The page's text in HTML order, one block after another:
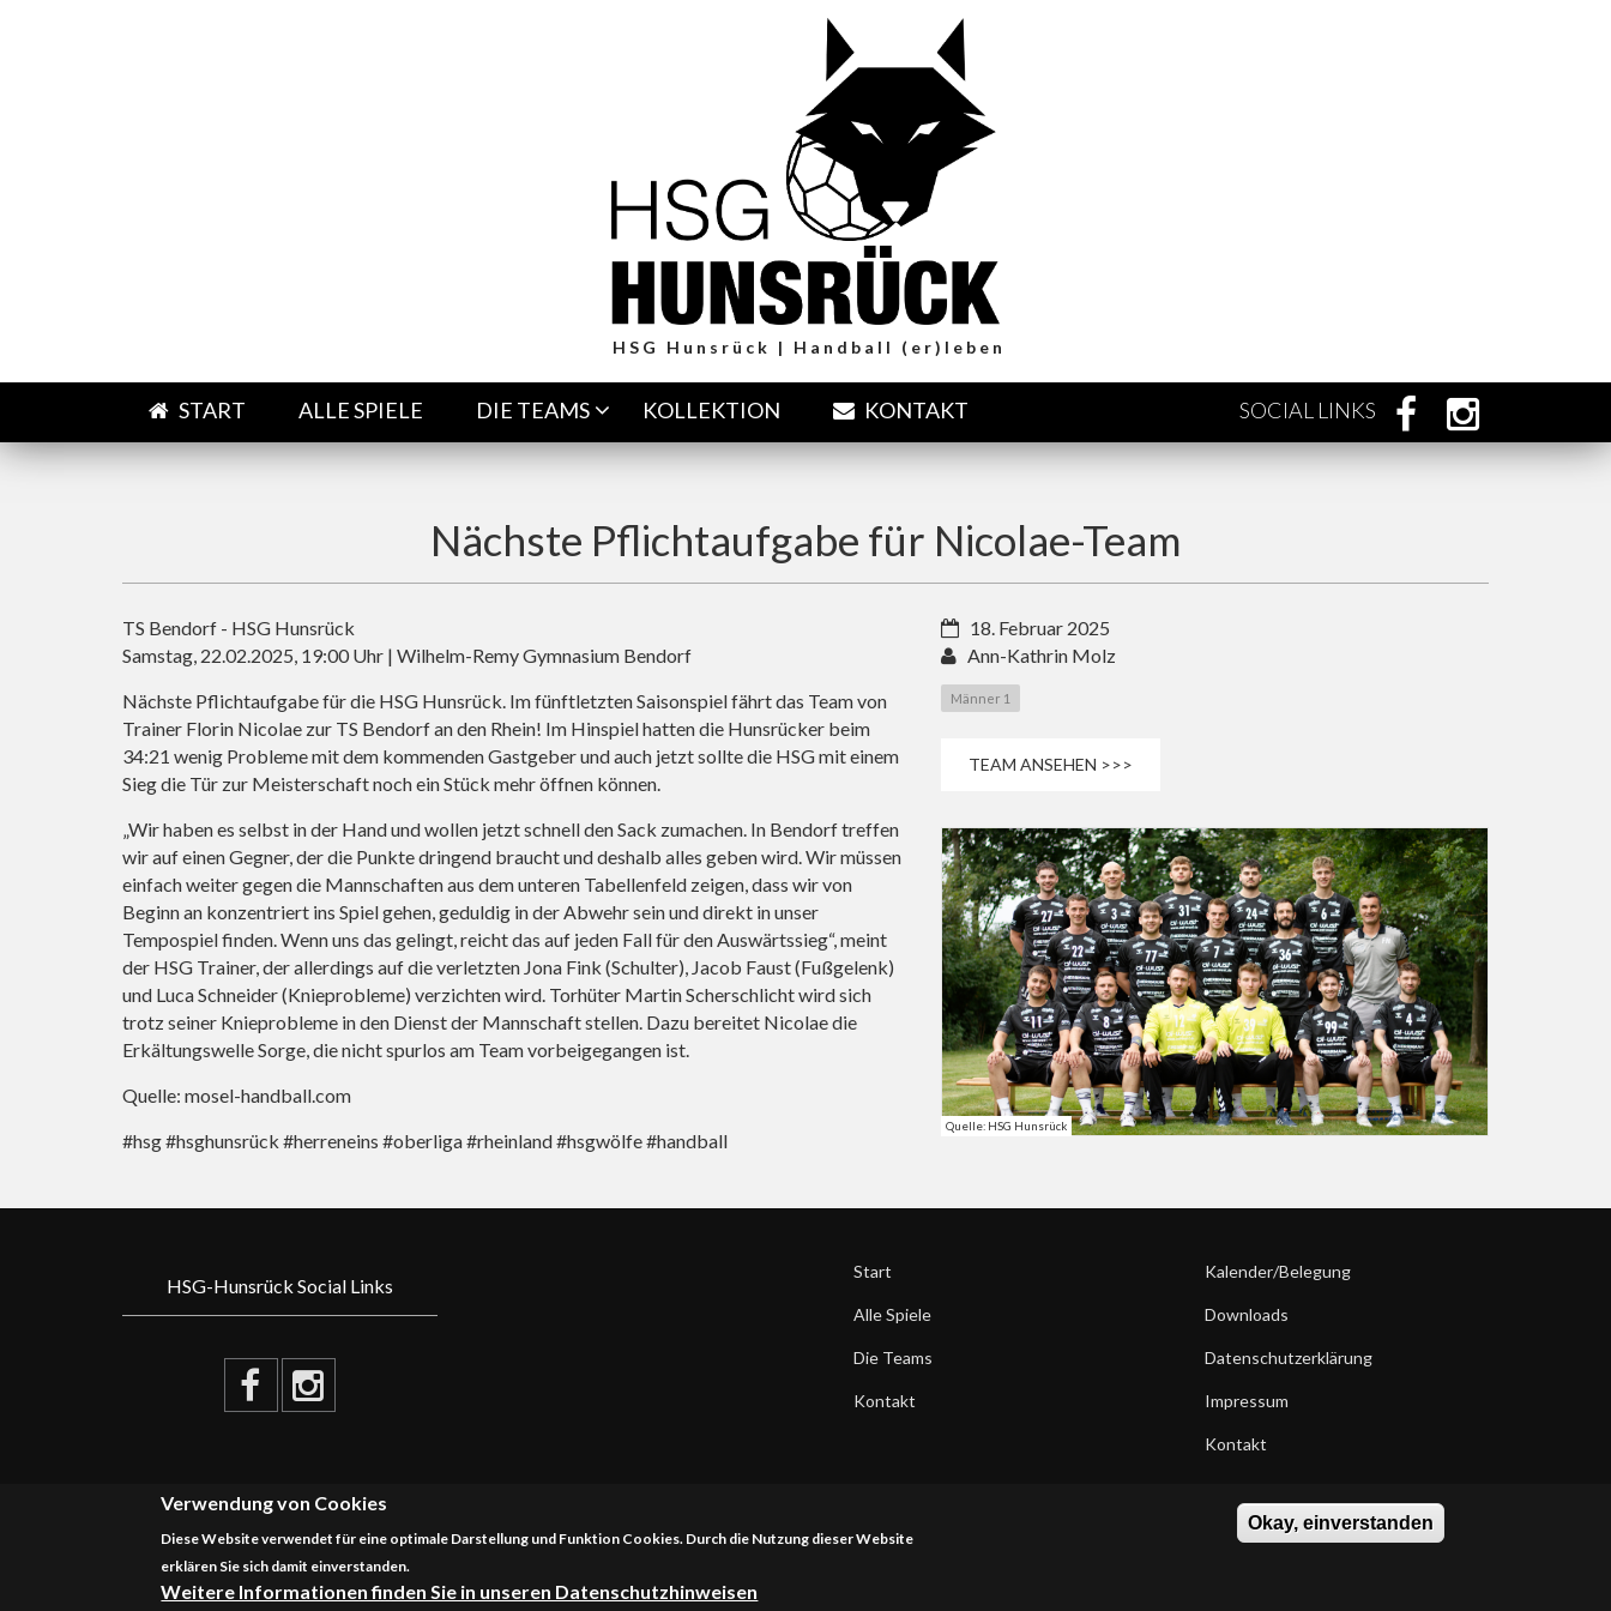
HSG Hunsrück | Handball (er)leben
START ALLE SPIELE DIE TEAMS KOLLEKTION KONTAKT SOCIAL LINKS
Nächste Pflichtaufgabe für Nicolae-Team
TS Bendorf - HSG Hunsrück
Samstag, 22.02.2025, 19:00 Uhr | Wilhelm-Remy Gymnasium Bendorf
Nächste Pflichtaufgabe für die HSG Hunsrück. Im fünftletzten Saisonspiel fährt das Team von
Trainer Florin Nicolae zur TS Bendorf an den Rhein! Im Hinspiel hatten die Hunsrücker beim
34:21 wenig Probleme mit dem kommenden Gastgeber und auch jetzt sollte die HSG mit einem
Sieg die Tür zur Meisterschaft noch ein Stück mehr öffnen können.
„Wir haben es selbst in der Hand und wollen jetzt schnell den Sack zumachen. In Bendorf treffen
wir auf einen Gegner, der die Punkte dringend braucht und deshalb alles geben wird. Wir müssen
einfach weiter gegen die Mannschaften aus dem unteren Tabellenfeld zeigen, dass wir von
Beginn an konzentriert ins Spiel gehen, geduldig in der Abwehr sein und direkt in unser
Tempospiel finden. Wenn uns das gelingt, reicht das auf jeden Fall für den Auswärtssieg“, meint
der HSG Trainer, der allerdings auf die verletzten Jona Fink (Schulter), Jacob Faust (Fußgelenk)
und Luca Schneider (Knieprobleme) verzichten wird. Torhüter Martin Scherschlicht wird sich
trotz seiner Knieprobleme in den Dienst der Mannschaft stellen. Dazu bereitet Nicolae die
Erkältungswelle Sorge, die nicht spurlos am Team vorbeigegangen ist.
Quelle: mosel-handball.com
#hsg #hsghunsrück #herreneins #oberliga #rheinland #hsgwölfe #handball
18. Februar 2025
Ann-Kathrin Molz
Männer 1
TEAM ANSEHEN >>>
Quelle: HSG Hunsrück
HSG-Hunsrück Social Links
Start
Alle Spiele
Die Teams
Kontakt
Kalender/Belegung
Downloads
Datenschutzerklärung
Impressum
Kontakt
Verwendung von Cookies
Diese Website verwendet für eine optimale Darstellung und Funktion Cookies. Durch die Nutzung dieser Website
erklären Sie sich damit einverstanden.
Weitere Informationen finden Sie in unseren Datenschutzhinweisen
Okay, einverstanden